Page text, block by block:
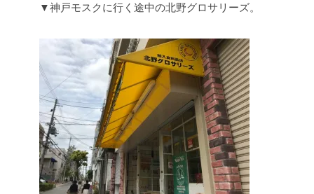
▼神戸モスクに行く途中の北野グロサリーズ。